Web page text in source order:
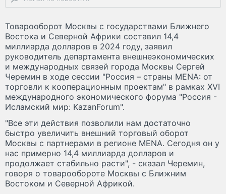
Товарооборот Москвы с государствами Ближнего
Востока и Северной Африки составил 14,4
миллиарда долларов в 2024 году, заявил
руководитель департамента внешнеэкономических
и международных связей города Москвы Сергей
Черемин в ходе сессии "Россия – страны MENA: от
торговли к кооперационным проектам" в рамках XVI
международного экономического форума "Россия -
Исламский мир: KazanForum".
"Все эти действия позволили нам достаточно
быстро увеличить внешний торговый оборот
Москвы с партнерами в регионе MENA. Сегодня он у
нас примерно 14,4 миллиарда долларов и
продолжает стабильно расти", - сказал Черемин,
говоря о товарообороте Москвы с Ближним
Востоком и Северной Африкой.